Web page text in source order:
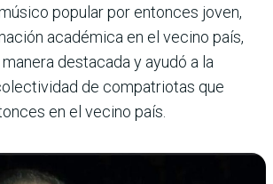
popular por entonces joven,
académica en el vecino país,
destacada y ayudó a la
de compatriotas que
en el vecino país.